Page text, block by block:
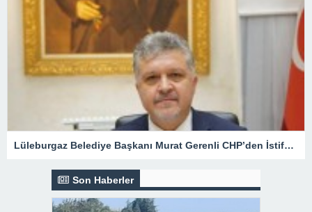
Lüleburgaz Belediye Başkanı Murat Gerenli CHP’den İstifa Etti
Son Haberler